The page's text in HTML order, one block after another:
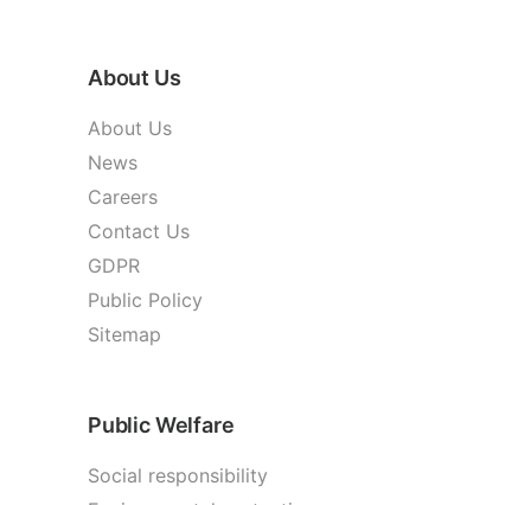
About Us
About Us
News
Careers
Contact Us
GDPR
Public Policy
Sitemap
Public Welfare
Social responsibility